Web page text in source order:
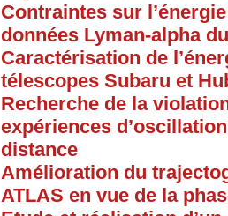
Contraintes sur
données Lyman-alpha
Caractérisation de
télescopes Subaru et
Recherche de la
expériences
distance
Amélioration du
ATLAS en vue de la